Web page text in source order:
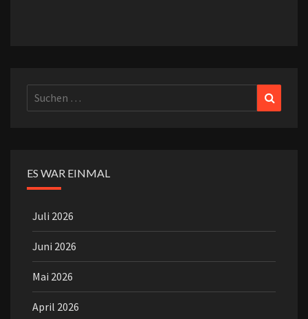
Suchen
nach:
ES WAR EINMAL
Juli 2026
Juni 2026
Mai 2026
April 2026